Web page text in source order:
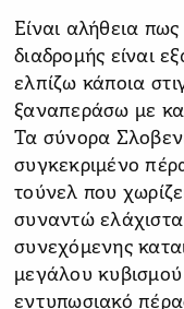
Είναι αλήθεια
διαδρομής είναι
ελπίζω κάποια
ξαναπεράσω με
Τα σύνορα
συγκεκριμένο
τούνελ που
συναντώ
συνεχόμενης
μεγάλου
εντυπωσιακό